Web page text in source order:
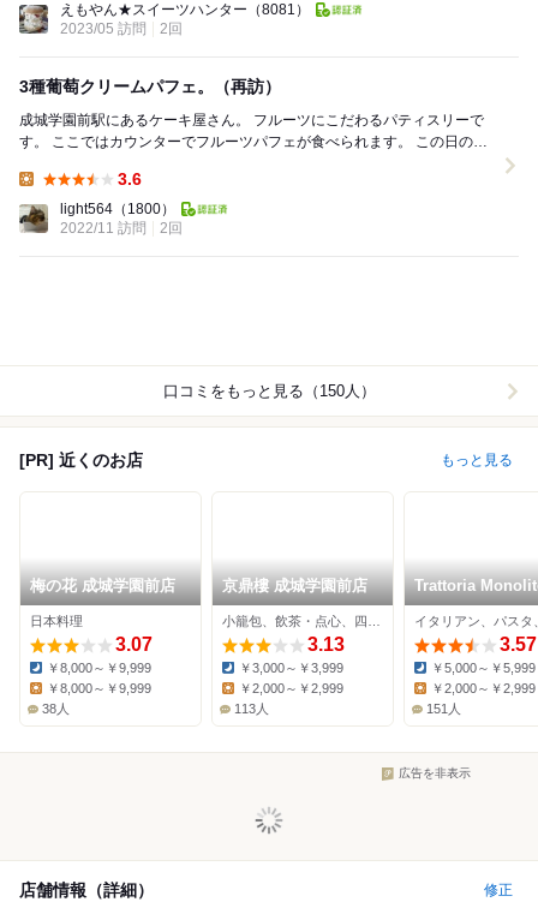
えもやん★スイーツハンター （8081）
2023/05 訪問
2回
3種葡萄クリームパフェ。（再訪）
成城学園前駅にあるケーキ屋さん。 フルーツにこだわるパティスリーで
す。 ここではカウンターでフルーツパフェが食べられます。 この日のパ
3.6
light564 （1800）
2022/11 訪問
2回
口コミをもっと見る（150人）
[PR] 近くのお店 もっと見る
梅の花 成城学園前店
日本料理
3.07
Dinner:
￥8,000～￥9,999
Lunch:
￥8,000～￥9,999
38人
京鼎樓 成城学園前店
3.13
Dinner:
￥3,000～￥3,999
￥2,000～￥2,999
113人
Trattoria
3.57
Dinner:
￥5,000～￥5,999
￥2,000～￥2,999
151人
広告を非表示
店舗情報（詳細） 修正